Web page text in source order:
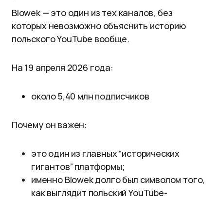
Blowek — это один из тех каналов, без
которых невозможно объяснить историю
польского YouTube вообще.
На 19 апреля 2026 года:
около 5,40 млн подписчиков
Почему он важен:
это один из главных “исторических
гигантов” платформы;
именно Blowek долго был символом того,
как выглядит польский YouTube-